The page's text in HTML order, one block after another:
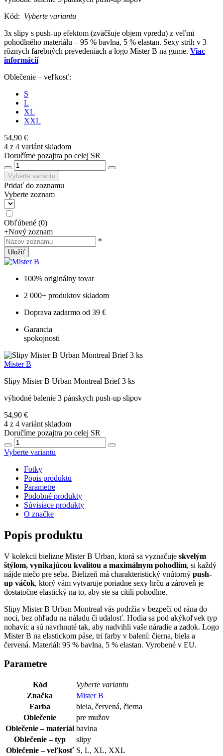
Kód: Vyberte variantu
3x slipy s push-up efektom (zväčšuje objem vpredu) z veľmi
pohodlného materiálu – 95 % bavlna, 5 % elastan. Sexy strih v 3
rôznych farebných prevedeniach a logo Mister B na gume. Viac
informácií
Oblečenie – veľkosť:
S
L
XL
XXL
54,90 €
4 z 4 variánt skladom
Doručíme pozajtra po celej SR
Vyberte variantu
Pridať do zoznamu
Vyberte zoznam
Obľúbené (0)
+Nový zoznam
*
Uložiť
100% originálny tovar
2 000+ produktov skladom
Doprava zadarmo od 39 €
Garancia
spokojnosti
Mister B
Slipy Mister B Urban Montreal Brief 3 ks
výhodné balenie 3 pánskych push-up slipov
54,90 €
4 z 4 variánt skladom
Doručíme pozajtra po celej SR
Vyberte variantu
Fotky
Popis produktu
Parametre
Podobné produkty
Súvisiace produkty
O značke
Popis produktu
V kolekcii bielizne Mister B Urban, ktorá sa vyznačuje skvelým
štýlom, vynikajúcou kvalitou a maximálnym pohodlím, si každý
nájde niečo pre seba. Bielizeň má charakteristický vnútorný push-
up váčok, ktorý vám vytvaruje poriadne sexy hrču a zároveň je
dostatočne elastický na to, aby ste sa cítili pohodlne.
Slipy Mister B Urban Montreal vás podržia v bezpečí od rána do
noci, bez ohľadu na náladu či udalosť. Hodia sa pod akýkoľvek typ
nohavíc a sú navrhnuté tak, aby nadvihli vaše náradie a zadok. Logo
Mister B na elastickom páse, tri farby v balení: čierna, biela a
červená. Materiál: 95 % bavlna, 5 % elastan. Vyrobené v EU.
Parametre
Kód
Vyberte variantu
Značka
Mister B
Farba
biela, červená, čierna
Oblečenie
pre mužov
Oblečenie – materiál bavlna
Oblečenie – typ
slipy
Oblečenie – veľkosť S, L, XL, XXL